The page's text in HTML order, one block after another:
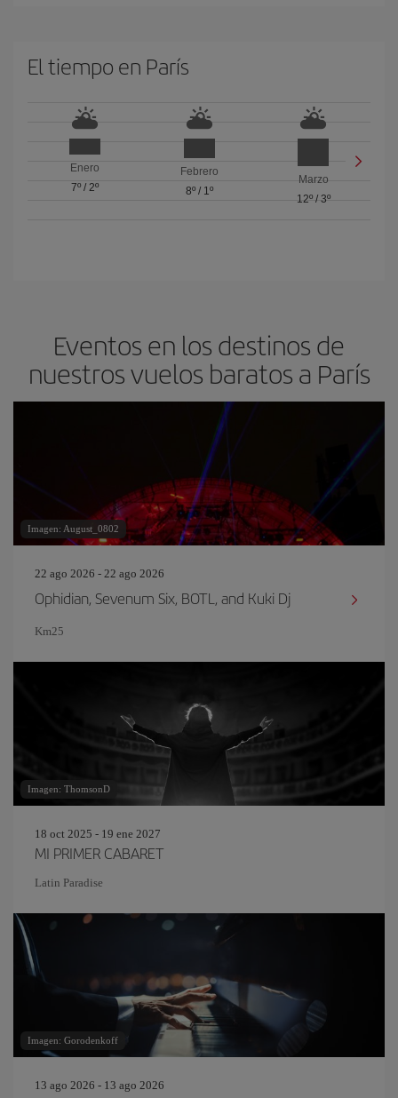
El tiempo en París
Enero
7º/ 2º
Febrero
8º/ 1º
Marzo
12º/ 3º
Eventos en los destinos de
nuestros vuelos baratos a París
Imagen: August_0802
22 ago 2026 - 22 ago 2026
Ophidian, Sevenum Six, BOTL, and Kuki Dj
Km25
Imagen: ThomsonD
18 oct 2025 - 19 ene 2027
MI PRIMER CABARET
Latin Paradise
Imagen: Gorodenkoff
13 ago 2026 - 13 ago 2026